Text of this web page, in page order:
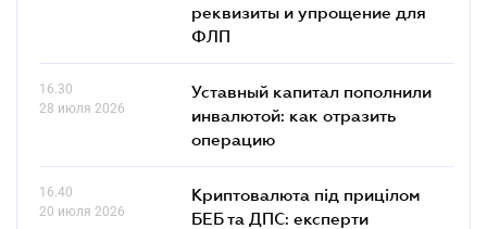
реквизиты и упрощение для
ФЛП
16.30
28 июля 2026
Уставный капитал пополнили
инвалютой: как отразить
операцию
16.40
20 июля 2026
Криптовалюта під прицілом
БЕБ та ДПС: експерти